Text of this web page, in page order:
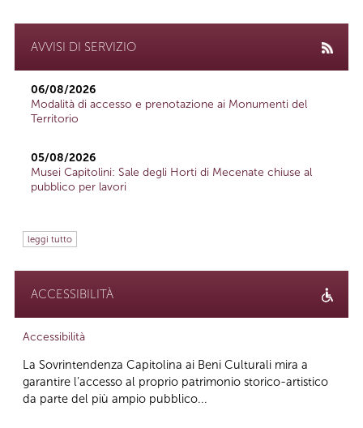
AVVISI DI SERVIZIO
06/08/2026
Modalità di accesso e prenotazione ai Monumenti del
Territorio
05/08/2026
Musei Capitolini: Sale degli Horti di Mecenate chiuse al
pubblico per lavori
leggi tutto
ACCESSIBILITÀ
Accessibilità
La Sovrintendenza Capitolina ai Beni Culturali mira a
garantire l’accesso al proprio patrimonio storico-artistico
da parte del più ampio pubblico...